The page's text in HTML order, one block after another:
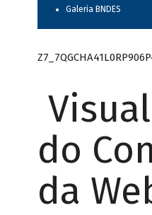
Galeria BNDES
do
da